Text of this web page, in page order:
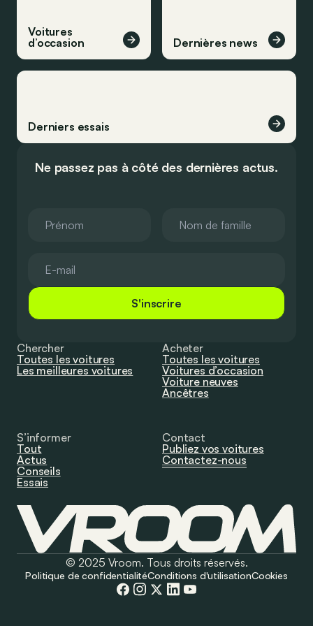
Voitures
d’occasion
Dernières news
Derniers essais
Ne passez pas à côté des dernières actus.
S'inscrire
Chercher
Toutes les voitures
Les meilleures voitures
Acheter
Toutes les voitures
Voitures d’occasion
Voiture neuves
Ancêtres
S’informer
Tout
Actus
Conseils
Essais
Contact
Publiez vos voitures
Contactez-nous
© 2025 Vroom. Tous droits réservés.
Politique de confidentialitéConditions d'utilisationCookies